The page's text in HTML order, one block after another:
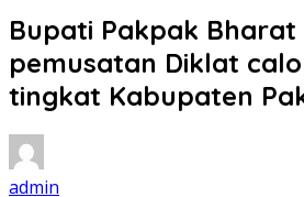
Bupati Pakpak
pemusatan Diklat
tingkat Kabupaten
admin